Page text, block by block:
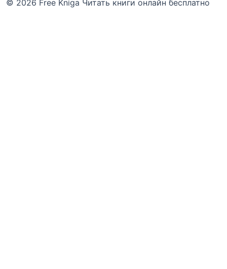
© 2026 Free Kniga Читать книги онлайн бесплатно